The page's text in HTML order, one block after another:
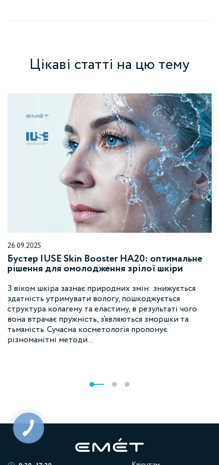
Цікаві статті на цю тему
26.09.2025
Бустер IUSE Skin Booster HA20: оптимальне
рішення для омолодження зрілої шкіри
З віком шкіра зазнає природних змін: знижується
здатність утримувати вологу, пошкоджується
структура колагену та еластину, в результаті чого
вона втрачає пружність, з’являються зморшки та
тьмяність. Сучасна косметологія пропонує
різноманітні методи…